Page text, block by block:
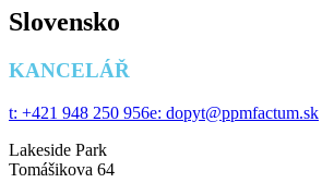
Slovensko
KANCELÁŘ
t: +421 948 250 956e: dopyt@ppmfactum.sk
Lakeside Park
Tomášikova 64